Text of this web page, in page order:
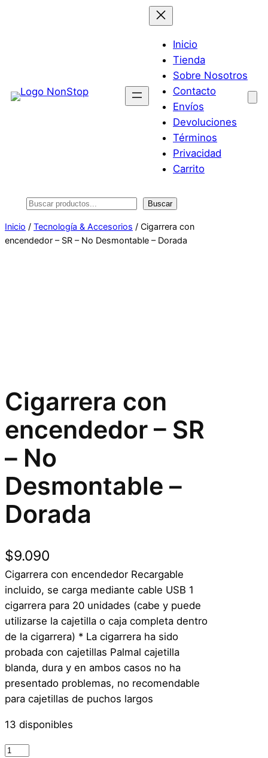
Inicio
Tienda
Sobre Nosotros
Contacto
Envíos
Devoluciones
Términos
Privacidad
Carrito
Buscar Buscar
Inicio / Tecnología & Accesorios / Cigarrera con
encendedor – SR – No Desmontable – Dorada
Cigarrera con
encendedor – SR
– No
Desmontable –
Dorada
$9.090
Cigarrera con encendedor Recargable
incluido, se carga mediante cable USB 1
cigarrera para 20 unidades (cabe y puede
utilizarse la cajetilla o caja completa dentro
de la cigarrera) * La cigarrera ha sido
probada con cajetillas Palmal cajetilla
blanda, dura y en ambos casos no ha
presentado problemas, no recomendable
para cajetillas de puchos largos
13 disponibles
C